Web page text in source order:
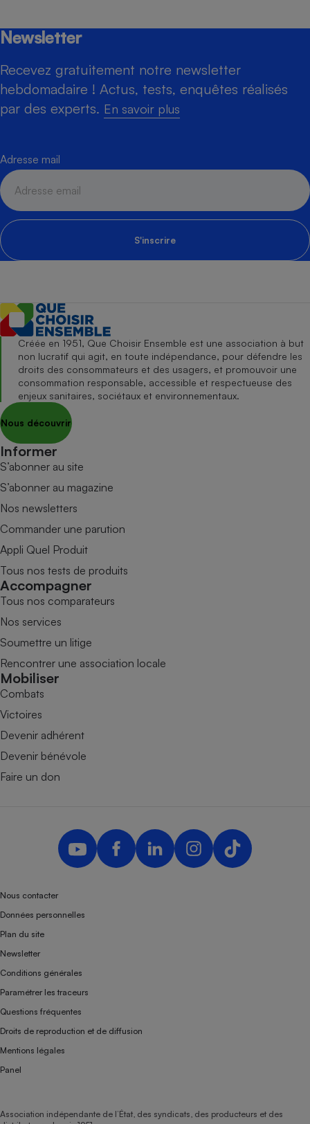
Newsletter
Recevez gratuitement notre newsletter
hebdomadaire ! Actus, tests, enquêtes réalisés
par des experts. En savoir plus
Adresse mail
S'inscrire
Créée en 1951, Que Choisir Ensemble est une association à but
non lucratif qui agit, en toute indépendance, pour défendre les
droits des consommateurs et des usagers, et promouvoir une
consommation responsable, accessible et respectueuse des
enjeux sanitaires, sociétaux et environnementaux.
Nous découvrir
Informer
S’abonner au site
S’abonner au magazine
Nos newsletters
Commander une parution
Appli Quel Produit
Tous nos tests de produits
Accompagner
Tous nos comparateurs
Nos services
Soumettre un litige
Rencontrer une association locale
Mobiliser
Combats
Victoires
Devenir adhérent
Devenir bénévole
Faire un don
Nous contacter
Données personnelles
Plan du site
Newsletter
Conditions générales
Paramétrer les traceurs
Questions fréquentes
Droits de reproduction et de diffusion
Mentions légales
Panel
Association indépendante de l’État, des syndicats, des producteurs et des